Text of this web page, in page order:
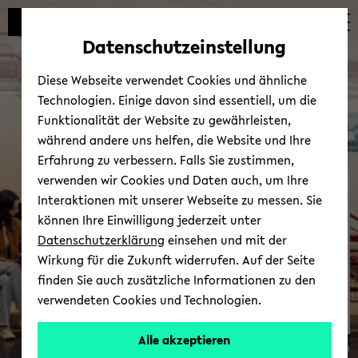
Automatische
vermeiden
zum
wechseln
zum
wechseln
zum
wechseln
Be­wer­bung
© Uni­ver­si­tät Bie­le­feld
Datenschutzeinstellung
Diese Webseite verwendet Cookies und ähnliche
Technologien. Einige davon sind essentiell, um die
Funktionalität der Website zu gewährleisten,
während andere uns helfen, die Website und Ihre
Erfahrung zu verbessern. Falls Sie zustimmen,
verwenden wir Cookies und Daten auch, um Ihre
Interaktionen mit unserer Webseite zu messen. Sie
können Ihre Einwilligung jederzeit unter
Datenschutzerklärung einsehen und mit der
Wirkung für die Zukunft widerrufen. Auf der Seite
finden Sie auch zusätzliche Informationen zu den
verwendeten Cookies und Technologien.
Alle akzeptieren